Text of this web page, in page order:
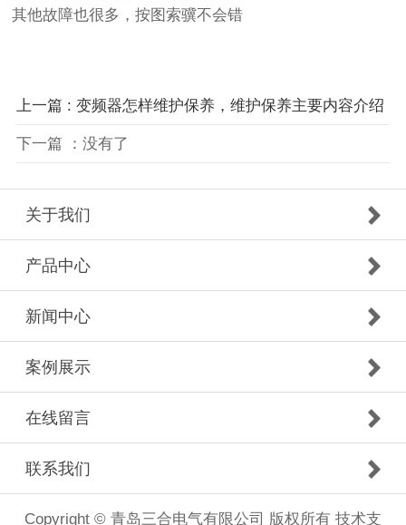
其他故障也很多，按图索骥不会错
上一篇 : 变频器怎样维护保养，维护保养主要内容介绍
下一篇 ：没有了
关于我们
产品中心
新闻中心
案例展示
在线留言
联系我们
Copyright © 青岛三合电气有限公司 版权所有 技术支